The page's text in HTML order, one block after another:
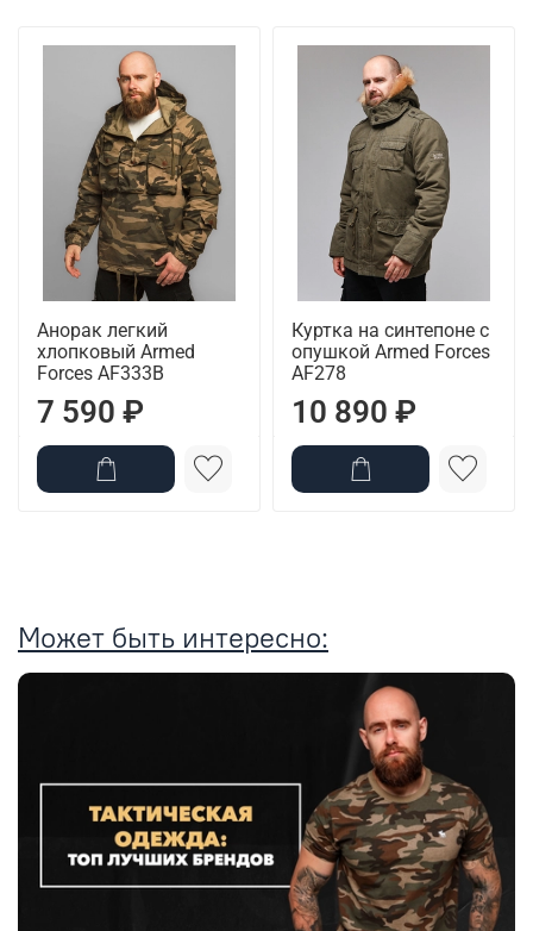
Анорак легкий
хлопковый Armed
Forces AF333B
7 590 ₽
Куртка на синтепоне с
опушкой Armed Forces
AF278
10 890 ₽
Может быть интересно: